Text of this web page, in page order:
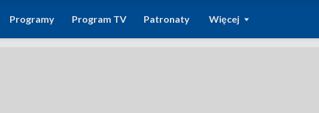
Programy Program TV Patronaty Więcej